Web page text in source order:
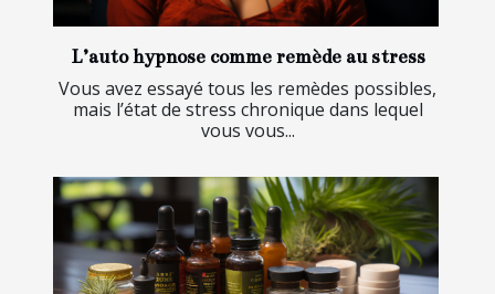
L’auto hypnose comme remède au stress
Vous avez essayé tous les remèdes possibles,
mais l’état de stress chronique dans lequel
vous vous...